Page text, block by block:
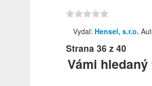
Vydal: Hensel, s.r.o.
Strana 36 z 40
Vámi